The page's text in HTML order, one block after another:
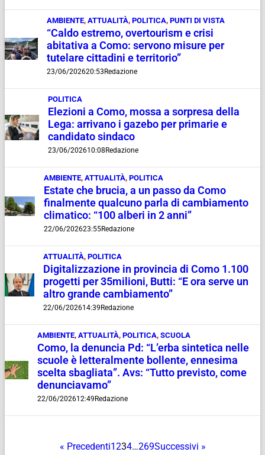
AMBIENTE, ATTUALITÀ, POLITICA, PUNTI DI VISTA
“Caldo estremo, overtourism e crisi
abitativa a Como: servono misure per
tutelare cittadini e territorio”
23/06/202620:53Redazione
POLITICA
Elezioni a Como, mossa a sorpresa della
Lega: arrivano i gazebo per primarie e
candidato sindaco
23/06/202610:08Redazione
AMBIENTE, ATTUALITÀ, POLITICA
Estate che brucia, a un passo da Como
finalmente qualcuno parla di cambiamento
climatico: “100 alberi in 2 anni”
22/06/202623:55Redazione
ATTUALITÀ,POLITICA
Digitalizzazione in provincia di Como 1.100
progetti per 35milioni, Butti: “E ora serve un
altro grande cambiamento”
22/06/202614:39Redazione
AMBIENTE,ATTUALITÀ,POLITICA,SCUOLA
Como, la denuncia Pd: “L’erba sintetica nelle
scuole è letteralmente bollente, ennesima
scelta sbagliata”. Avs: “Tutto previsto, come
denunciavamo”
22/06/202612:49Redazione
« Precedenti1234…269Successivi »